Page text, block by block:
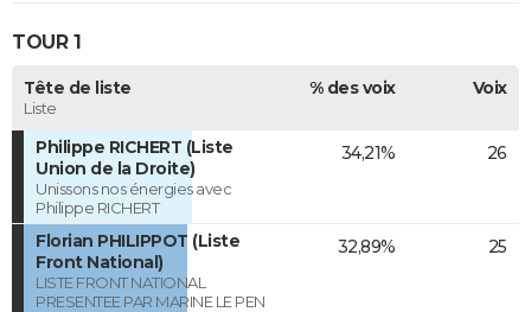
TOUR 1
Tête de liste
Liste
% des voix Voix
Philippe RICHERT (Liste
Union de la Droite)
Unissons nos énergies avec
Philippe RICHERT
34,21% 26
Florian PHILIPPOT (Liste
Front National)
LISTE FRONT NATIONAL
PRESENTEE PAR MARINE LE PEN
32,89% 25